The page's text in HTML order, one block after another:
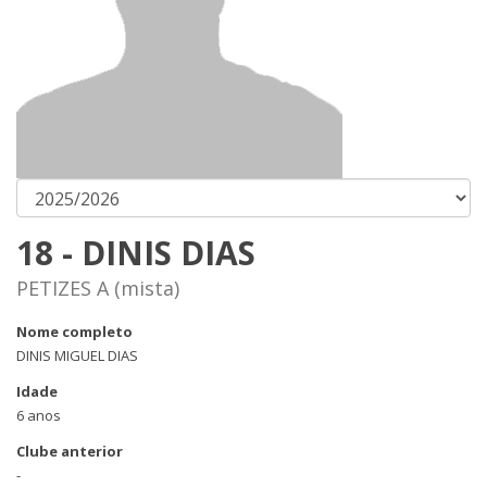
18 - DINIS DIAS
PETIZES A (mista)
Nome completo
DINIS MIGUEL DIAS
Idade
6 anos
Clube anterior
-